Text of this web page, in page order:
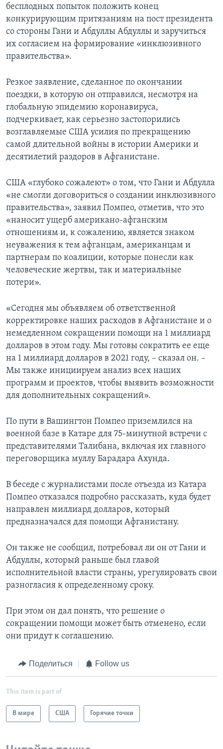
бесплодных попыток положить конец
конкурирующим притязаниям на пост президента
со стороны Гани и Абдуллы Абдуллы и заручиться
их согласием на формирование «инклюзивного
правительства».
Резкое заявление, сделанное по окончании
поездки, в которую он отправился, несмотря на
глобальную эпидемию коронавируса,
подчеркивает, как серьезно застопорились
возглавляемые США усилия по прекращению
самой длительной войны в истории Америки и
десятилетий раздоров в Афганистане.
США «глубоко сожалеют» о том, что Гани и Абдулла
«не смогли договориться о создании инклюзивного
правительства», заявил Помпео, отметив, что это
«наносит ущерб американо-афганским
отношениям и, к сожалению, является знаком
неуважения к тем афганцам, американцам и
партнерам по коалиции, которые понесли как
человеческие жертвы, так и материальные
потери».
«Сегодня мы объявляем об ответственной
корректировке наших расходов в Афганистане и о
немедленном сокращении помощи на 1 миллиард
долларов в этом году. Мы готовы сократить ее еще
на 1 миллиард долларов в 2021 году, – сказал он. –
Мы также инициируем анализ всех наших
программ и проектов, чтобы выявить возможности
для дополнительных сокращений».
По пути в Вашингтон Помпео приземлился на
военной базе в Катаре для 75-минутной встречи с
представителями Талибана, включая их главного
переговорщика муллу Барадара Ахунда.
В беседе с журналистами после отъезда из Катара
Помпео отказался подробно рассказать, куда будет
направлен миллиард долларов, который
предназначался для помощи Афганистану.
Он также не сообщил, потребовал ли он от Гани и
Абдуллы, который раньше был главой
исполнительной власти страны, урегулировать свои
разногласия к определенному сроку.
При этом он дал понять, что решение о
сокращении помощи может быть отменено, если
они придут к соглашению.
Поделиться Follow us
This item is part of
В мире США Горячие точки